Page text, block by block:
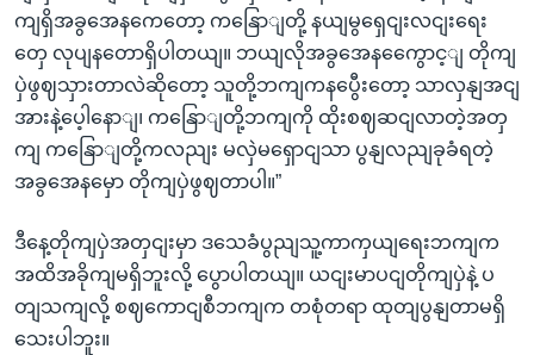
ကျရှိအခွအေနကေတော့ ကနြောျတို့ နယျမွရှေငျးလငျးရေး
တှေ လုပျနတောရှိပါတယျ။ ဘယျလိုအခွအေနကွေောင့ျ တိုကျ
ပှဲဖွဈသှားတာလဲဆိုတော့ သူတို့ဘကျကနပွေီးတော့ သာလှနျအငျ
အားနဲ့ပေ့ါနောျ၊ ကနြောျတို့ဘကျကို ထိုးစဈဆငျလာတဲ့အတှ
ကျ ကနြောျတို့ကလညျး မလှဲမရှောငျသာ ပွနျလညျခုခံရတဲ့
အခွအေနမှော တိုကျပှဲဖွဈတာပါ။”
ဒီနေ့တိုကျပှဲအတှငျးမှာ ဒသေခံပွညျသူ့ကာကှယျရေးဘကျက
အထိအခိုကျမရှိဘူးလို့ ပွောပါတယျ။ ယငျးမာပငျတိုကျပှဲနဲ့ ပ
တျသကျလို့ စဈကောငျစီဘကျက တစုံတရာ ထုတျပွနျတာမရှိ
သေးပါဘူး။